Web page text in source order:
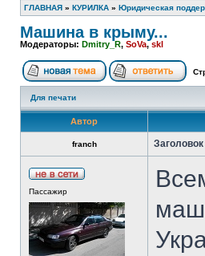
ГЛАВНАЯ » КУРИЛКА » Юридическая
Машина в крыму...
Модераторы: Dmitry_R, SoVa,skl
Для печати
Автор
franch
Пассажир